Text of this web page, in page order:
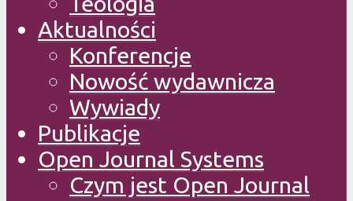
Aktualności
Konferencje
Nowość wydawnicza
Wywiady
Publikacje
Open Journal Systems
Czym jest Open Journal